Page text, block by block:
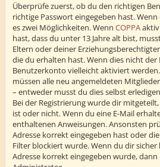
Überprüfe zuerst, ob du den richtigen
richtige Passwort eingegeben hast.
es zwei Möglichkeiten. Wenn COPPA
hast, dass du unter 13 Jahre alt bist,
Eltern oder deiner
die du erhalten hast. Wenn dies nicht der
Benutzerkonto vielleicht aktiviert
müssen alle neu angemeldeten
– entweder musst du dies selbst
Bei der Registrierung wurde dir
ist oder nicht. Wenn du eine E-Mail
enthaltenen Anweisungen. Ansonsten
Adresse korrekt eingegeben hast oder
Filter blockiert wurde. Wenn du dir sicher
Adresse korrekt eingegeben wurde,